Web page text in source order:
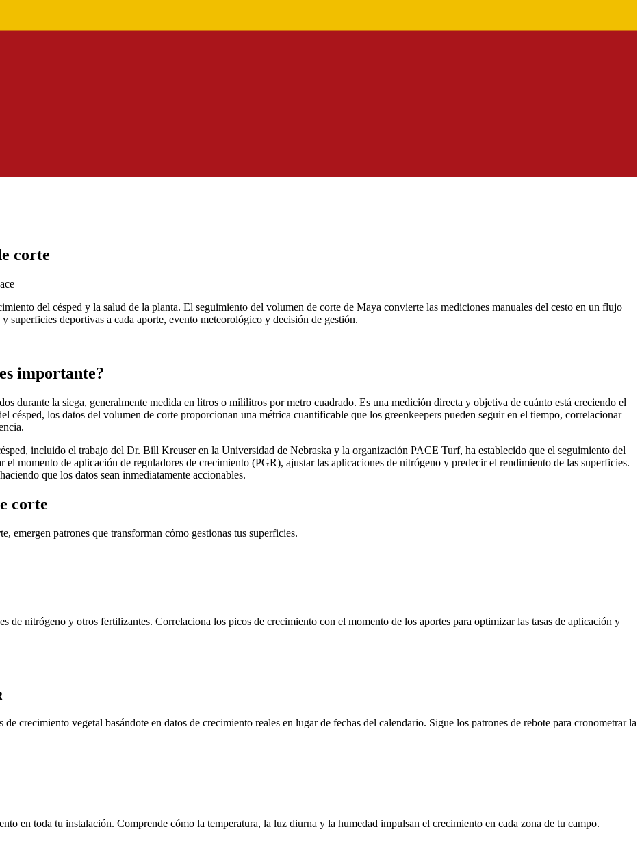
corte
del césped y la salud de la planta. El seguimiento del volumen de corte de Maya convierte las mediciones manuales del cesto en un flujo
superficies deportivas a cada aporte, evento meteorológico y decisión de gestión.
importante?
durante la siega, generalmente medida en litros o mililitros por metro cuadrado. Es una medición directa y objetiva de cuánto está creciendo el
césped, los datos del volumen de corte proporcionan una métrica cuantificable que los greenkeepers pueden seguir en el tiempo, correlacionar
incluido el trabajo del Dr. Bill Kreuser en la Universidad de Nebraska y la organización PACE Turf, ha establecido que el seguimiento del
el momento de aplicación de reguladores de crecimiento (PGR), ajustar las aplicaciones de nitrógeno y predecir el rendimiento de las superficies.
que los datos sean inmediatamente accionables.
corte
emergen patrones que transforman cómo gestionas tus superficies.
de nitrógeno y otros fertilizantes. Correlaciona los picos de crecimiento con el momento de los aportes para optimizar las tasas de aplicación y
crecimiento vegetal basándote en datos de crecimiento reales en lugar de fechas del calendario. Sigue los patrones de rebote para cronometrar la
en toda tu instalación. Comprende cómo la temperatura, la luz diurna y la humedad impulsan el crecimiento en cada zona de tu campo.